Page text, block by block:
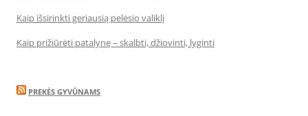
Kaip išsirinkti geriausią pelėsio valiklį
Kaip prižiūrėti patalynę – skalbti, džiovinti, lyginti
PREKĖS GYVŪNAMS